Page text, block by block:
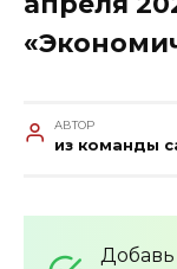
АВТОР
из команды
Добавь